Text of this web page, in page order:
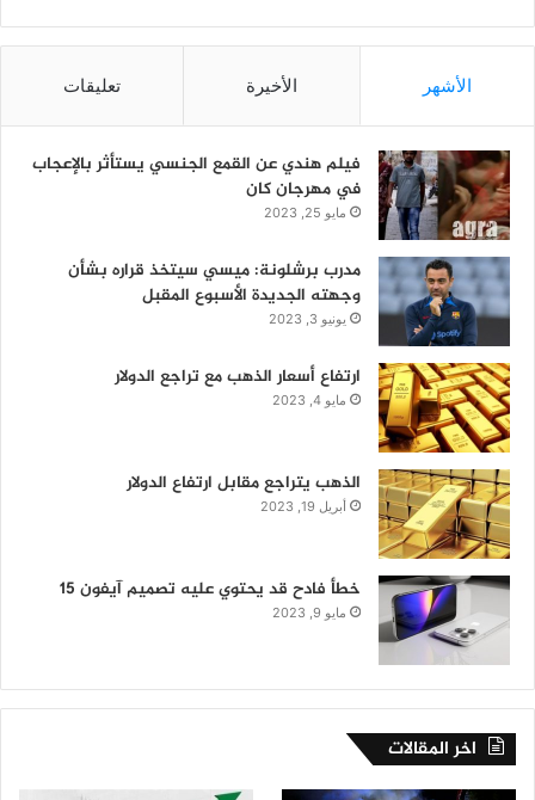
الأشهر الأخيرة تعليقات
فيلم هندي عن القمع الجنسي يستأثر بالإعجاب
في مهرجان كان
مايو 25, 2023
مدرب برشلونة: ميسي سيتخذ قراره بشأن
وجهته الجديدة الأسبوع المقبل
يونيو 3, 2023
ارتفاع أسعار الذهب مع تراجع الدولار
مايو 4, 2023
الذهب يتراجع مقابل ارتفاع الدولار
أبريل 19, 2023
خطأ فادح قد يحتوي عليه تصميم آيفون 15
مايو 9, 2023
اخر المقالات